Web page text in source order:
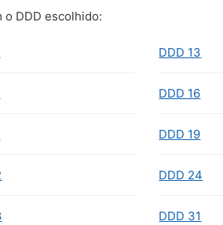
o DDD escolhido:
DDD 13
DDD 16
DDD 19
DDD 24
DDD 31